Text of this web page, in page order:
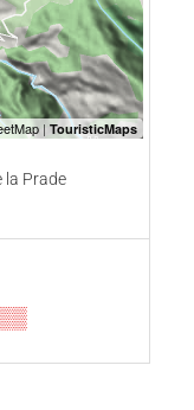
la Prade